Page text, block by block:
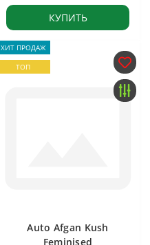
КУПИТЬ
ХИТ ПРОДАЖ
ТОП
Auto Afgan Kush
Feminised